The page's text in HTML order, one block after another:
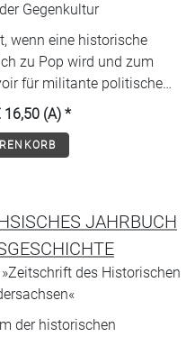
Gegenkultur
wenn eine historische
zu Pop wird und zum
für militante politische
16,50 (A) *
JAHRBUCH
des Historischen
der historischen